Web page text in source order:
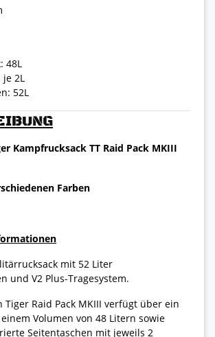
Kampfrucksack TT Raid Pack MKIII
Farben
mit 52 Liter
und V2 Plus-Tragesystem.
Tiger Raid Pack MKIII verfügt über ein
Volumen von 48 Litern sowie
Seitentaschen mit jeweils 2
48L
2L
52L